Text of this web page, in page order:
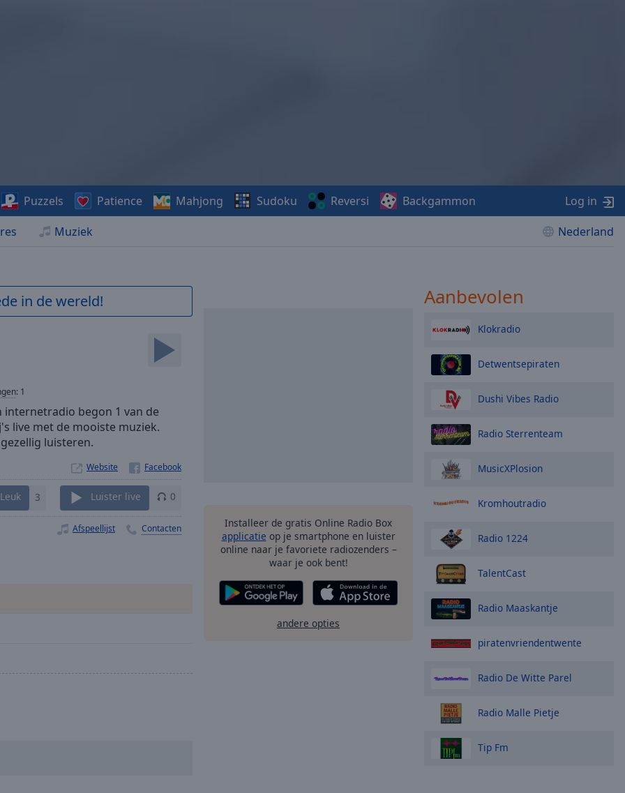
Muziek Nederland
Puzzels Patience Mahjong Sudoku Reversi Backgammon Log in
in de wereld!
: 1
begon 1 van de
live met de mooiste muziek.
luisteren.
Website
Leuk 3 Luister live 0
Afspeellijst Contacten
Installeer de gratis Online Radio Box
applicatie op je smartphone en luister
online naar je favoriete radiozenders –
waar je ook bent!
andere opties
Aanbevolen
Klokradio
Detwentsepiraten
Dushi Vibes Radio
Radio Sterrenteam
MusicXPlosion
Kromhoutradio
Radio 1224
TalentCast
Radio Maaskantje
piratenvriendentwente
Radio De Witte Parel
Radio Malle Pietje
Tip Fm